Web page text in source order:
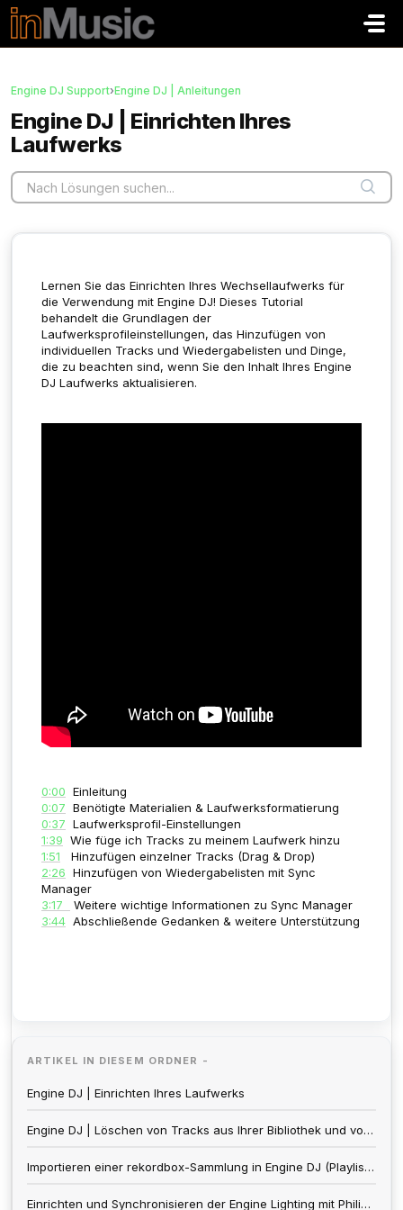
Zum hauptsächlichen Inhalt gehen
Engine DJ Support›Engine DJ | Anleitungen
Engine DJ | Einrichten Ihres
Laufwerks
Lernen Sie das Einrichten Ihres Wechsellaufwerks für
die Verwendung mit Engine DJ! Dieses Tutorial
behandelt die Grundlagen der
Laufwerksprofileinstellungen, das Hinzufügen von
individuellen Tracks und Wiedergabelisten und Dinge,
die zu beachten sind, wenn Sie den Inhalt Ihres Engine
DJ Laufwerks aktualisieren.
0:00 Einleitung
0:07 Benötigte Materialien & Laufwerksformatierung
0:37 Laufwerksprofil-Einstellungen
1:39 Wie füge ich Tracks zu meinem Laufwerk hinzu
1:51 Hinzufügen einzelner Tracks (Drag & Drop)
2:26 Hinzufügen von Wiedergabelisten mit Sync
Manager
3:17
Weitere wichtige Informationen zu Sync Manager
3:44 Abschließende Gedanken & weitere Unterstützung
ARTIKEL IN DIESEM ORDNER -
Engine DJ | Einrichten Ihres Laufwerks
Engine DJ | Löschen von Tracks aus Ihrer Bibliothek und von Ihrem Laufwerk
Importieren einer rekordbox-Sammlung in Engine DJ (Playlists, Hot Cues, Loops, Beat Grid)
Einrichten und Synchronisieren der Engine Lighting mit Philips Hue Smart Lights